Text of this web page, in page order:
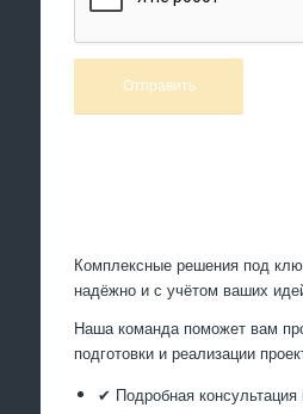
Комплексные решения под
надёжно и с учётом ваших
Наша команда поможет вам
подготовки и реализации
✔ Подробная